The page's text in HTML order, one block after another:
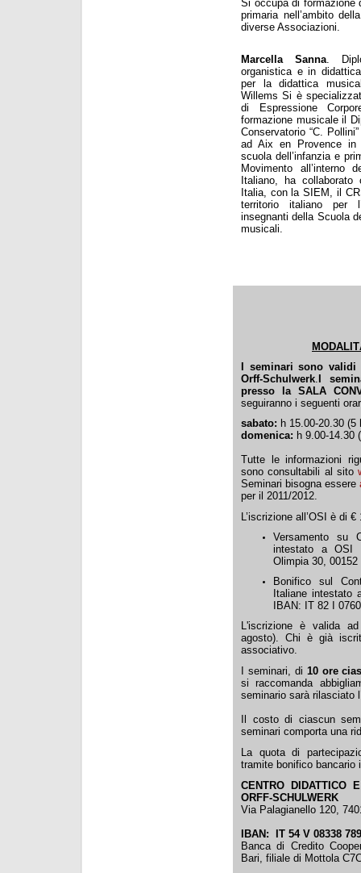
Si occupa di formazione
primaria nell’ambito
diverse Associazioni.
Marcella Sanna.
organistica e in
per la didattica
Willems Si è
di Espressione
formazione musicale il
Conservatorio “C.
ad Aix en Provence in
scuola dell’infanzia e
Movimento all’interno
Italiano, ha
Italia, con la SIEM, il
territorio italiano per
insegnanti della Scuola
musicali.
I seminari sono
Orff-Schulwerk. I
presso laSALA
seguiranno i seguenti
sabato: h 15.00-20.30
domenica: h 9.00-14.30
Tutte le informazioni
sono consultabili al sito
Seminari bisogna essere
per il 2011/2012.
L’iscrizione all’OSI è di
Versamento su
intestato a OSI
Olimpia 30, 00152
Bonifico sul
Italiane intestato
IBAN: IT 82 I
L'iscrizione è valida
agosto). Chi è già
associativo.
I seminari, di 10 ore
si raccomanda
seminario sarà rilasciato
Il costo di ciascun
seminari comporta una
La quota di
tramite bonifico bancario
CENTRO DIDATTICO
ORFF-SCHULWERK
Via Palagianello 120,
IBAN:
IT 54 V 08338
Banca di Credito
Bari, filiale di Mottola